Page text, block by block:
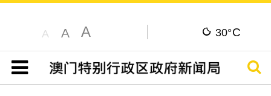
A A A 30°C
目录
搜寻